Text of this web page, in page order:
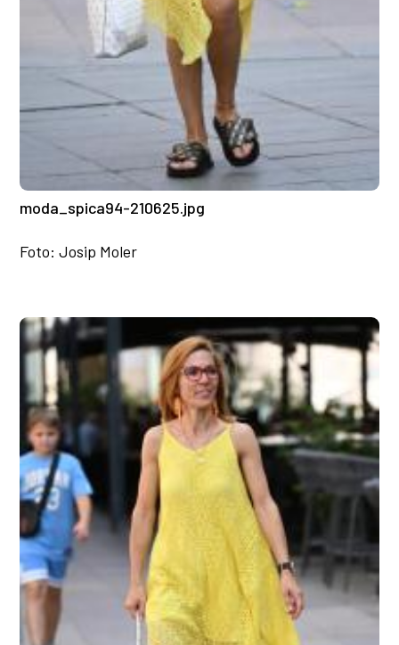
moda_spica94-210625.jpg
Foto: Josip Moler